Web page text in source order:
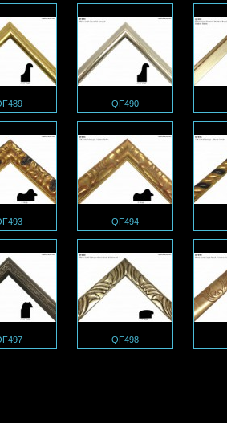
QF490
QF494
QF498